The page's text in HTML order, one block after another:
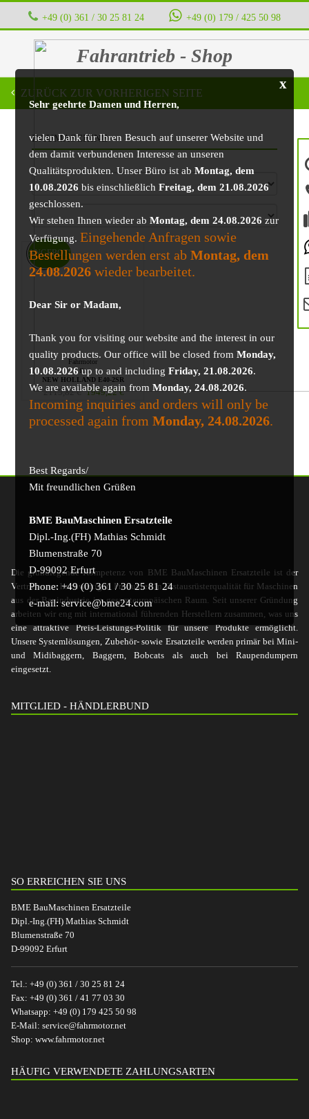
+49 (0) 361 / 30 25 81 24 ‭ ‭ ‭ ‭ +49 (0) 179 / 425 50 98
Fahrantrieb - Shop
x
Sehr geehrte Damen und Herren,
vielen Dank für Ihren Besuch auf unserer Website und
dem damit verbundenen Interesse an unseren
Qualitätsprodukten. Unser Büro ist abMontag, dem
10.08.2026 bis einschließlichFreitag, dem 21.08.2026
geschlossen.
Wir stehen Ihnen wieder abMontag, dem 24.08.2026 zur
Verfügung. Eingehende Anfragen sowie
Bestellungen werden erst abMontag, dem
24.08.2026 wieder bearbeitet.
Dear Sir or Madam,
Thank you for visiting our website and the interest in our
quality products. Our office will be closed fromMonday,
10.08.2026up to and includingFriday, 21.08.2026.
We are available again fromMonday, 24.08.2026.
Incoming inquiries and orders will only be
processed again fromMonday, 24.08.2026.
Best Regards/
Mit freundlichen Grüßen
BME BauMaschinen Ersatzteile
Dipl.-Ing.(FH) Mathias Schmidt
Blumenstraße 70
D-99092 Erfurt
Phone: +49 (0) 361 / 30 25 81 24
e-mail: service@bme24.com
ZURÜCK ZUR VORHERIGEN SEITE
BAUMASCHINE
Fahrmotor
für
NEW HOLLAND E40-2SR
2115,82€ 1949,22€
ANGEBOT!
Die grundlegende Kompetenz von BME BauMaschinen Ersatzteile ist der
Vertrieb von hochwertigen Produkten in Erstausrüsterqualität für Maschinen
aus der Bauindustrie im gesamteuropäischen Raum. Seit unserer Gründung
arbeiten wir eng mit international führenden Herstellern zusammen, was uns
eine attraktive Preis-Leistungs-Politik für unsere Produkte ermöglicht.
Unsere Systemlösungen, Zubehör- sowie Ersatzteile werden primär bei Mini-
und Midibaggern, Baggern, Bobcats als auch bei Raupendumpern
eingesetzt.
MITGLIED - HÄNDLERBUND
SO ERREICHEN SIE UNS
BME BauMaschinen Ersatzteile
Dipl.-Ing.(FH) Mathias Schmidt
Blumenstraße 70
D-99092 Erfurt
Tel.: +49 (0) 361 / 30 25 81 24
Fax: +49 (0) 361 / 41 77 03 30
Whatsapp: +49 (0) 179 425 50 98
E-Mail: service@fahrmotor.net
Shop: www.fahrmotor.net
HÄUFIG VERWENDETE ZAHLUNGSARTEN